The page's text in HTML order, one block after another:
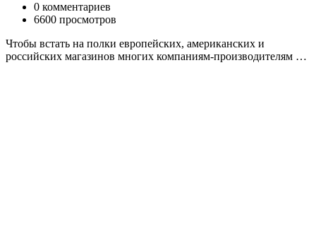
0 комментариев
6600 просмотров
Чтобы встать на полки европейских, американских и
российских магазинов многих компаниям-производителям …